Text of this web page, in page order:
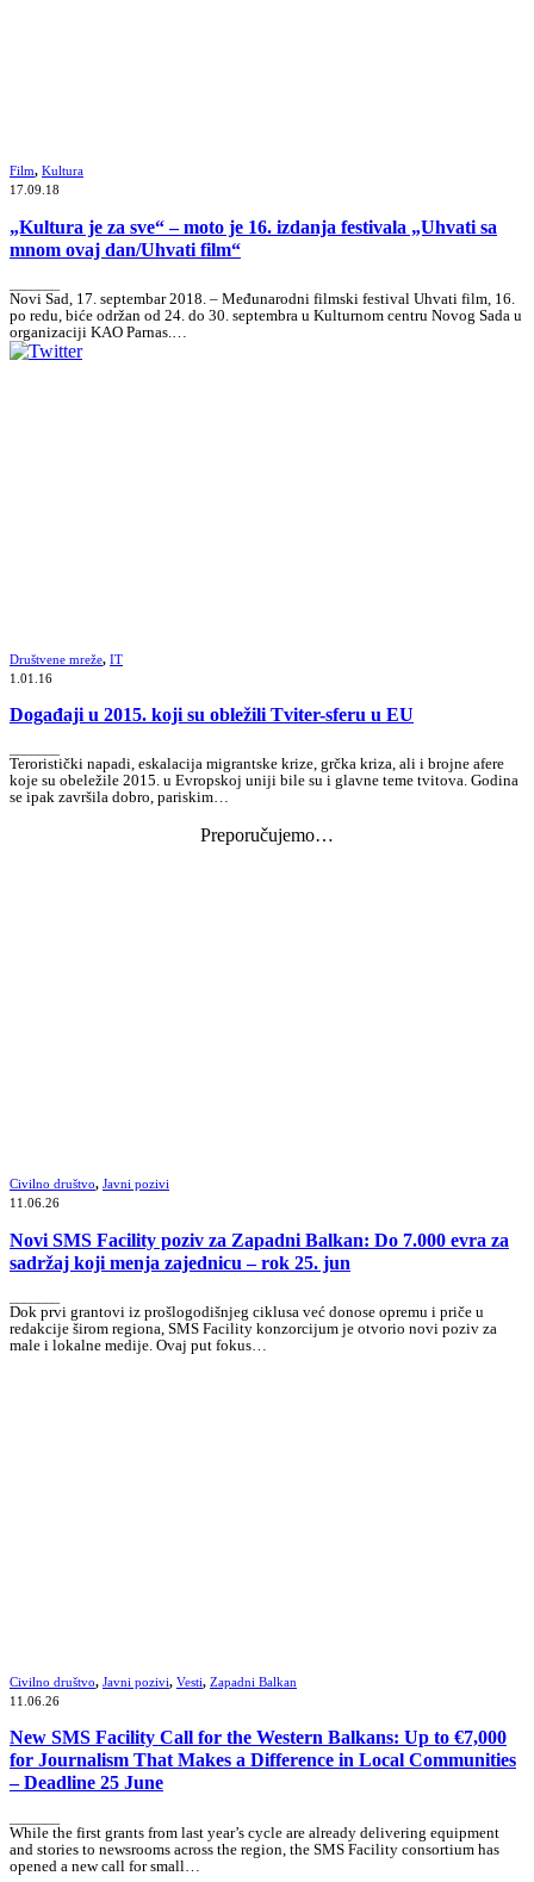
Film, Kultura
17.09.18
„Kultura je za sve“ – moto je 16. izdanja festivala „Uhvati sa
mnom ovaj dan/Uhvati film“
Novi Sad, 17. septembar 2018. – Međunarodni filmski festival Uhvati film, 16.
po redu, biće održan od 24. do 30. septembra u Kulturnom centru Novog Sada u
organizaciji KAO Parnas.…
Društvene mreže, IT
1.01.16
Događaji u 2015. koji su obležili Tviter-sferu u EU
Teroristički napadi, eskalacija migrantske krize, grčka kriza, ali i brojne afere
koje su obeležile 2015. u Evropskoj uniji bile su i glavne teme tvitova. Godina
se ipak završila dobro, pariskim…
Preporučujemo…
Civilno društvo, Javni pozivi
11.06.26
Novi SMS Facility poziv za Zapadni Balkan: Do 7.000 evra za
sadržaj koji menja zajednicu – rok 25. jun
Dok prvi grantovi iz prošlogodišnjeg ciklusa već donose opremu i priče u
redakcije širom regiona, SMS Facility konzorcijum je otvorio novi poziv za
male i lokalne medije. Ovaj put fokus…
Civilno društvo, Javni pozivi, Vesti, Zapadni Balkan
11.06.26
New SMS Facility Call for the Western Balkans: Up to €7,000
for Journalism That Makes a Difference in Local Communities
– Deadline 25 June
While the first grants from last year’s cycle are already delivering equipment
and stories to newsrooms across the region, the SMS Facility consortium has
opened a new call for small…